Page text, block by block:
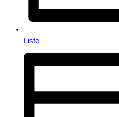
Liste